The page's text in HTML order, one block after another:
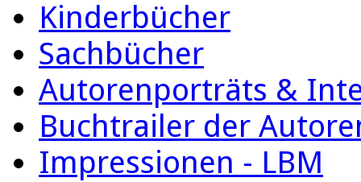
Kinderbücher
Sachbücher
Autorenporträts &
Buchtrailer der
Impressionen - LBM